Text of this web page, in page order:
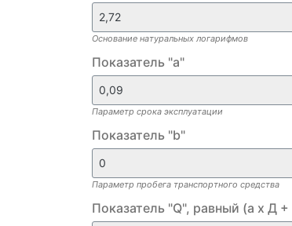
Основание натуральных логарифмов
Показатель "a"
Параметр срока эксплуатации
Показатель "b"
Параметр пробега транспортного средства
Показатель "Q", равный (а х Д